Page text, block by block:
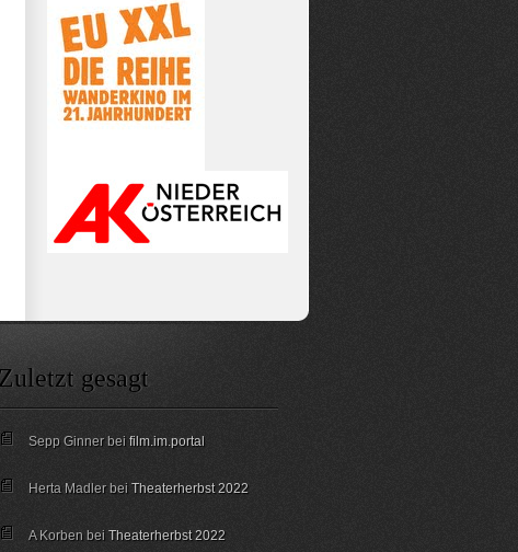
Zuletzt gesagt
Sepp Ginner bei film.im.portal
Herta Madler bei Theaterherbst 2022
A Korben bei Theaterherbst 2022